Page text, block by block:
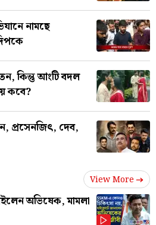
নামছে
কিন্তু আংটি বদল
কবে?
প্রসেনজিৎ, দেব,
View More
অভিষেক, মামলা